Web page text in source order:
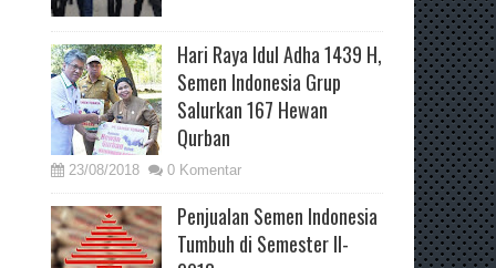
Hari Raya Idul Adha 1439 H,
Semen Indonesia Grup
Salurkan 167 Hewan
Qurban
23/08/2018 0 Komentar
Penjualan Semen Indonesia
Tumbuh di Semester II-